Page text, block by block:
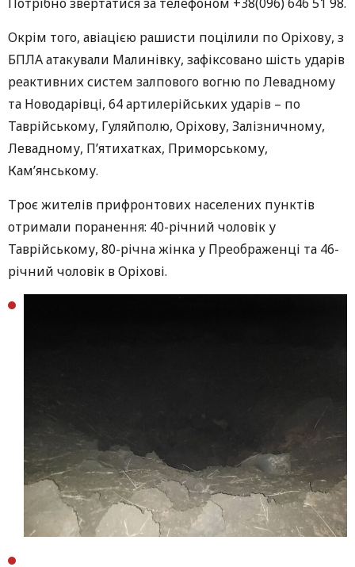
Окрім того, авіацією рашисти поцілили по Оріхову, з
БПЛА атакували Малинівку, зафіксовано шість ударів
реактивних систем залпового вогню по Левадному
та Новодарівці, 64 артилерійських ударів – по
Таврійському, Гуляйполю, Оріхову, Залізничному,
Левадному, П’ятихатках, Приморському,
Кам’янському.
Троє жителів прифронтових населених пунктів
отримали поранення: 40-річний чоловік у
Таврійському, 80-річна жінка у Преображенці та 46-
річний чоловік в Оріхові.